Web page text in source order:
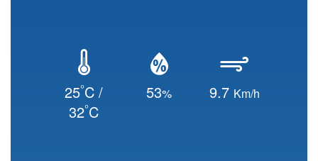
25°C /
32°C
53% 9.7 Km/h